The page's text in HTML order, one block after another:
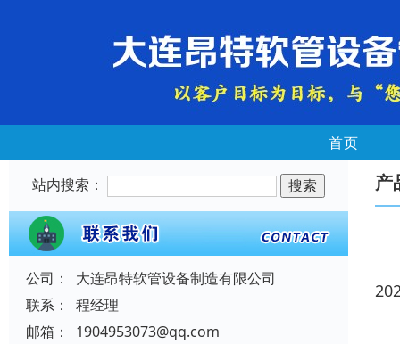
首页
站内搜索：
公司：
大连昂特软管设备制造有限公司
联系：
程经理
邮箱：
1904953073@qq.com
产